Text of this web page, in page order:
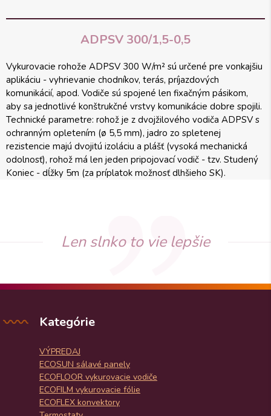
ADPSV 300/1,5-0,5
Vykurovacie rohože ADPSV 300 W/m² sú určené pre vonkajšiu
aplikáciu - vyhrievanie chodníkov, terás, príjazdových
komunikácií, apod. Vodiče sú spojené len fixačným pásikom,
aby sa jednotlivé konštrukčné vrstvy komunikácie dobre spojili.
Technické parametre: rohož je z dvojžilového vodiča ADPSV s
ochranným opletením (ø 5,5 mm), jadro zo spletenej
rezistencie majú dvojitú izoláciu a plášť (vysoká mechanická
odolnosť), rohož má len jeden pripojovací vodič - tzv. Studený
Koniec - dĺžky 5m (za príplatok možnosť dlhšieho SK).
Len slnko to vie lepšie
Kategórie
VÝPREDAJ
ECOSUN sálavé panely
ECOFLOOR vykurovacie vodiče
ECOFILM vykurovacie fólie
ECOFLEX konvektory